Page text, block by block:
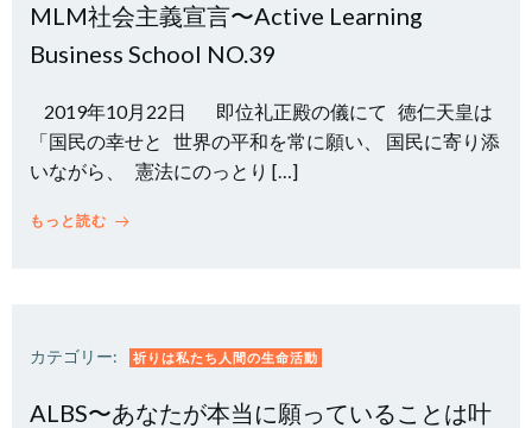
MLM社会主義宣言〜Active Learning
Business School NO.39
2019年10月22日 即位礼正殿の儀にて 徳仁天皇は
「国民の幸せと 世界の平和を常に願い、 国民に寄り添
いながら、 憲法にのっとり […]
もっと読む
カテゴリー: 祈りは私たち人間の生命活動
ALBS〜あなたが本当に願っていることは叶